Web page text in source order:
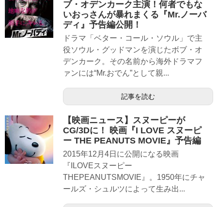
ブ・オデンカーク主演！何者でもな
いおっさんが暴れまくる『Mr.ノーバ
ディ』予告編公開！
ドラマ「ベター・コール・ソウル」で主
役ソウル・グッドマンを演じたボブ・オ
デンカーク。その名前から海外ドラマフ
ァンには“Mr.おでん”として親...
記事を読む
【映画ニュース】スヌーピーが
CG/3Dに！ 映画『I LOVE スヌーピ
ー THE PEANUTS MOVIE』予告編
2015年12月4日に公開になる映画
『ILOVEスヌーピー
THEPEANUTSMOVIE』。1950︎年にチャ
ールズ・シュルツによって生み出...